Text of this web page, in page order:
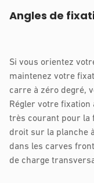
Angles de
Si vous orientez
maintenez votre
carre à zéro degré,
Régler votre
très courant pour la
droit sur la planche
dans les carves
de charge